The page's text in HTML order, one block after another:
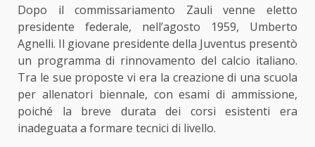
Dopo il commissariamento Zauli venne eletto
presidente federale, nell’agosto 1959, Umberto
Agnelli. Il giovane presidente della Juventus presentò
un programma di rinnovamento del calcio italiano.
Tra le sue proposte vi era la creazione di una scuola
per allenatori biennale, con esami di ammissione,
poiché la breve durata dei corsi esistenti era
inadeguata a formare tecnici di livello.